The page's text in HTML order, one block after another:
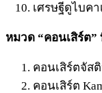
เศรษฐีดูไบคา
หมวด “คอนเสิร์ต
คอนเสิร์ตจัส
คอนเสิร์ต